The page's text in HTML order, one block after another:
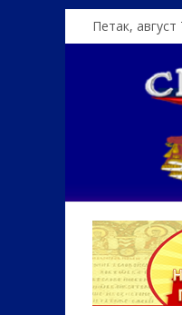
Петак, август